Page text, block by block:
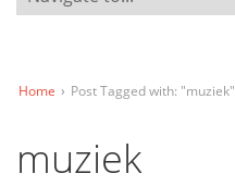
Home › Post Tagged with: "muziek"
muziek